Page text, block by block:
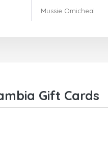
Mussie Omicheal
Gift Cards